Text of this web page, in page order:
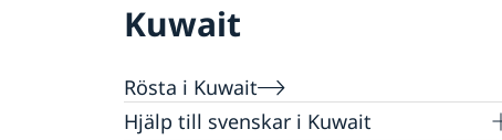
Kuwait
Rösta i Kuwait
Hjälp till svenskar i Kuwait